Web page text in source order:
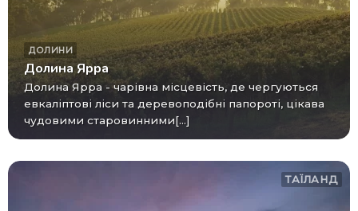
ДОЛИНИ
Долина Ярра
Долина Ярра - чарівна місцевість, де чергуються
евкаліптові ліси та деревоподібні папороті, цікава
чудовими старовинними[...]
ТАЇЛАНД